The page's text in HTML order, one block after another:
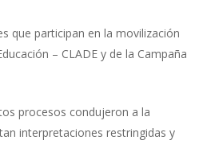
que participan en la movilización
– CLADE y de la Campaña
procesos condujeron a la
interpretaciones restringidas y